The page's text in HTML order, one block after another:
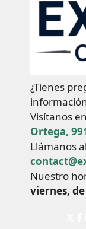
¿Tienes
Visítanos en
Ortega,
Llámanos al
Nuestro
viernes, de